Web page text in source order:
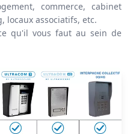
,commerce,cabinet
, locaux associatifs, etc.
qu'il vous faut au sein de